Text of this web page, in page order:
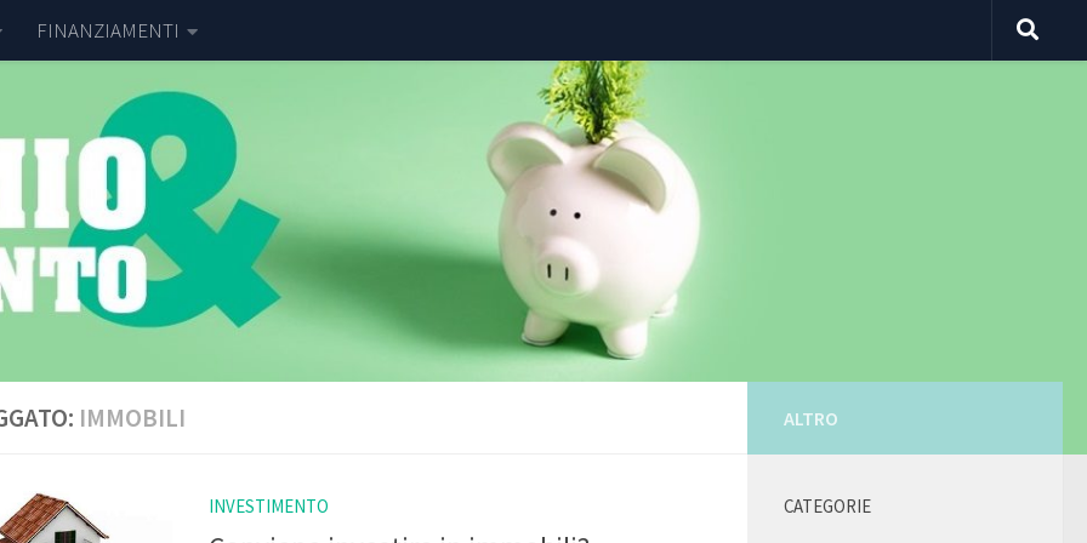
FINANZIAMENTI
IMMOBILI
INVESTIMENTO
ALTRO
CATEGORIE